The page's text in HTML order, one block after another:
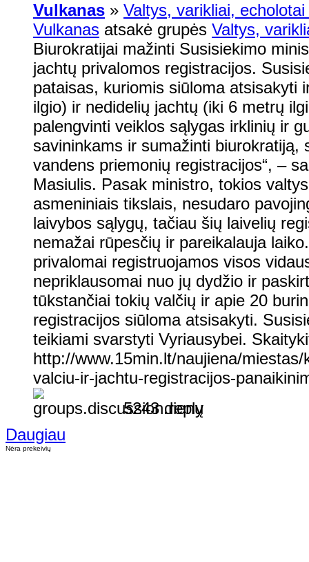
Vulkanas » Valtys, varikliai,
Vulkanas atsakė grupės Valtys,
Biurokratijai mažinti Susisiekimo
jachtų privalomos registracijos.
pataisas, kuriomis siūloma atsisakyti
ilgio) ir nedidelių jachtų (iki 6 metrų
palengvinti veiklos sąlygas irklinių ir
savininkams ir sumažinti
vandens priemonių registracijos“, –
Masiulis. Pasak ministro, tokios
asmeniniais tikslais, nesudaro
laivybos sąlygų, tačiau šių laivelių
nemažai rūpesčių ir pareikalauja
privalomai registruojamos visos
nepriklausomai nuo jų dydžio ir
tūkstančiai tokių valčių ir apie 20
registracijos siūloma atsisakyti.
teikiami svarstyti Vyriausybei.
http://www.15min.lt/naujiena/
valciu-ir-jachtu-registracijos-
5243 dienų
Daugiau
Nėra prekeivių